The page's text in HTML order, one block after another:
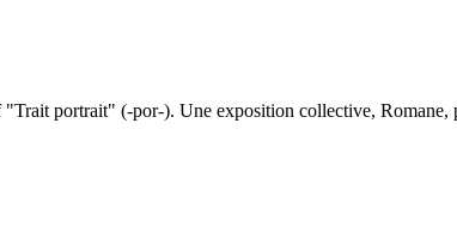
portrait" (-por-). Une exposition collective,